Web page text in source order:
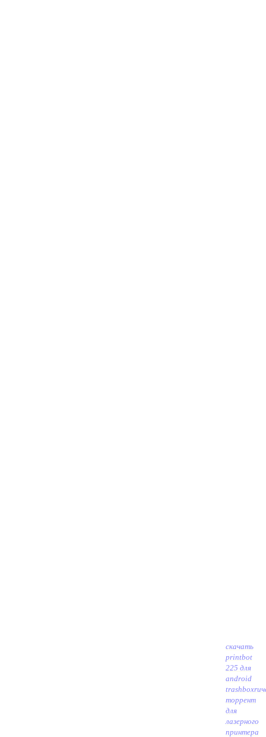
скачать
printbot
225 для
android
trashboxru
торрент
для
лазерного
принтера